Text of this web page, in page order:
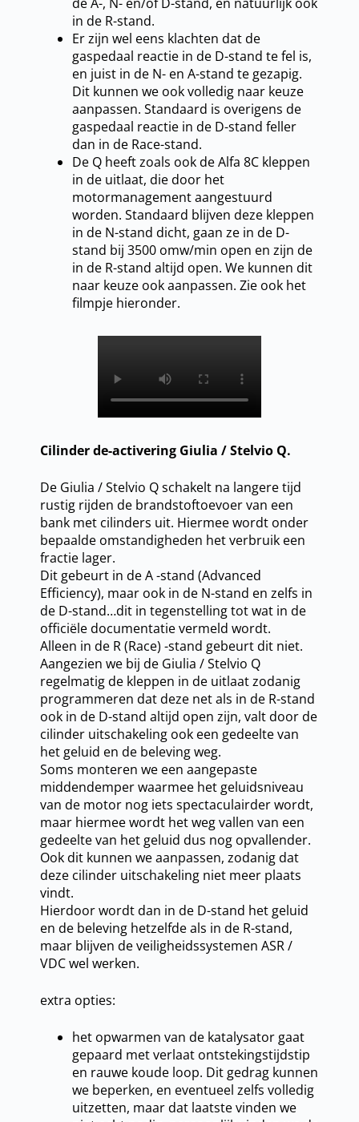
in de R-stand.
Er zijn wel eens klachten dat de
gaspedaal reactie in de D-stand te fel is,
en juist in de N- en A-stand te gezapig.
Dit kunnen we ook volledig naar keuze
aanpassen. Standaard is overigens de
gaspedaal reactie in de D-stand feller
dan in de Race-stand.
De Q heeft zoals ook de Alfa 8C kleppen
in de uitlaat, die door het
motormanagement aangestuurd
worden. Standaard blijven deze kleppen
in de N-stand dicht, gaan ze in de D-
stand bij 3500 omw/min open en zijn de
in de R-stand altijd open. We kunnen dit
naar keuze ook aanpassen. Zie ook het
filmpje hieronder.
Cilinder de-activering Giulia / Stelvio Q.
De Giulia / Stelvio Q schakelt na langere tijd
rustig rijden de brandstoftoevoer van een
bank met cilinders uit. Hiermee wordt onder
bepaalde omstandigheden het verbruik een
fractie lager.
Dit gebeurt in de A -stand (Advanced
Efficiency), maar ook in de N-stand en zelfs in
de D-stand…dit in tegenstelling tot wat in de
officiële documentatie vermeld wordt.
Alleen in de R (Race) -stand gebeurt dit niet.
Aangezien we bij de Giulia / Stelvio Q
regelmatig de kleppen in de uitlaat zodanig
programmeren dat deze net als in de R-stand
ook in de D-stand altijd open zijn, valt door de
cilinder uitschakeling ook een gedeelte van
het geluid en de beleving weg.
Soms monteren we een aangepaste
middendemper waarmee het geluidsniveau
van de motor nog iets spectaculairder wordt,
maar hiermee wordt het weg vallen van een
gedeelte van het geluid dus nog opvallender.
Ook dit kunnen we aanpassen, zodanig dat
deze cilinder uitschakeling niet meer plaats
vindt.
Hierdoor wordt dan in de D-stand het geluid
en de beleving hetzelfde als in de R-stand,
maar blijven de veiligheidssystemen ASR /
VDC wel werken.
extra opties:
het opwarmen van de katalysator gaat
gepaard met verlaat ontstekingstijdstip
en rauwe koude loop. Dit gedrag kunnen
we beperken, en eventueel zelfs volledig
uitzetten, maar dat laatste vinden we